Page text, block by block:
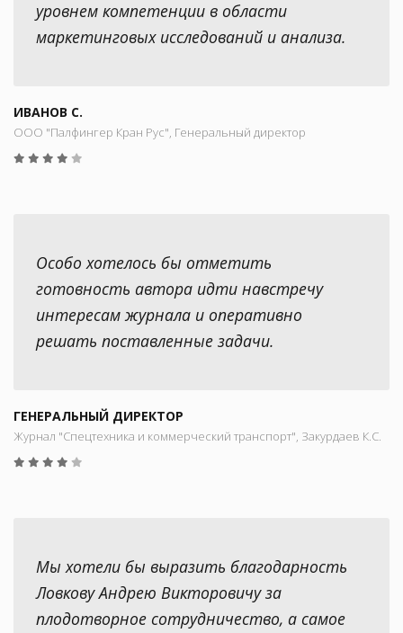
уровнем компетенции в области
маркетинговых исследований и анализа.
ИВАНОВ С.
ООО "Палфингер Кран Рус", Генеральный директор
Особо хотелось бы отметить
готовность автора идти навстречу
интересам журнала и оперативно
решать поставленные задачи.
ГЕНЕРАЛЬНЫЙ ДИРЕКТОР
Журнал "Спецтехника и коммерческий транспорт", Закурдаев К.С.
Мы хотели бы выразить благодарность
Ловкову Андрею Викторовичу за
плодотворное сотрудничество, а самое